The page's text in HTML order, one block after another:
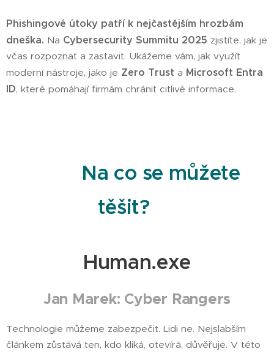
Phishingové útoky patří k nejčastějším hrozbám
dneška. Na Cybersecurity Summitu 2025 zjistíte, jak je
včas rozpoznat a zastavit. Ukážeme vám, jak využít
moderní nástroje, jako je Zero Trust a Microsoft Entra
ID, které pomáhají firmám chránit citlivé informace.
Na co se můžete
těšit?
Human.exe
Jan Marek: Cyber Rangers
Technologie můžeme zabezpečit. Lidi ne. Nejslabším
článkem zůstává ten, kdo kliká, otevírá, důvěřuje. V této